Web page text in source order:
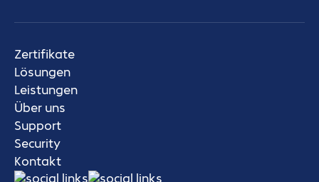
Zertifikate
Lösungen
Leistungen
Über uns
Support
Security
Kontakt